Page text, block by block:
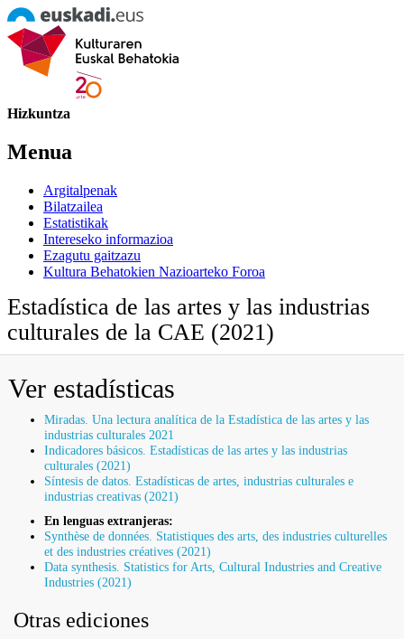
Hizkuntza
Menua
Argitalpenak
Bilatzailea
Estatistikak
Intereseko informazioa
Ezagutu gaitzazu
Kultura Behatokien Nazioarteko Foroa
Estadística de las artes y las industrias
culturales de la CAE (2021)
Ver estadísticas
Miradas. Una lectura analítica de la Estadística de las artes y las
industrias culturales 2021
Indicadores básicos. Estadísticas de las artes y las industrias
culturales (2021)
Síntesis de datos. Estadísticas de artes, industrias culturales e
industrias creativas (2021)
En lenguas extranjeras:
Synthèse de données. Statistiques des arts, des industries culturelles
et des industries créatives (2021)
Data synthesis. Statistics for Arts, Cultural Industries and Creative
Industries (2021)
Otras ediciones